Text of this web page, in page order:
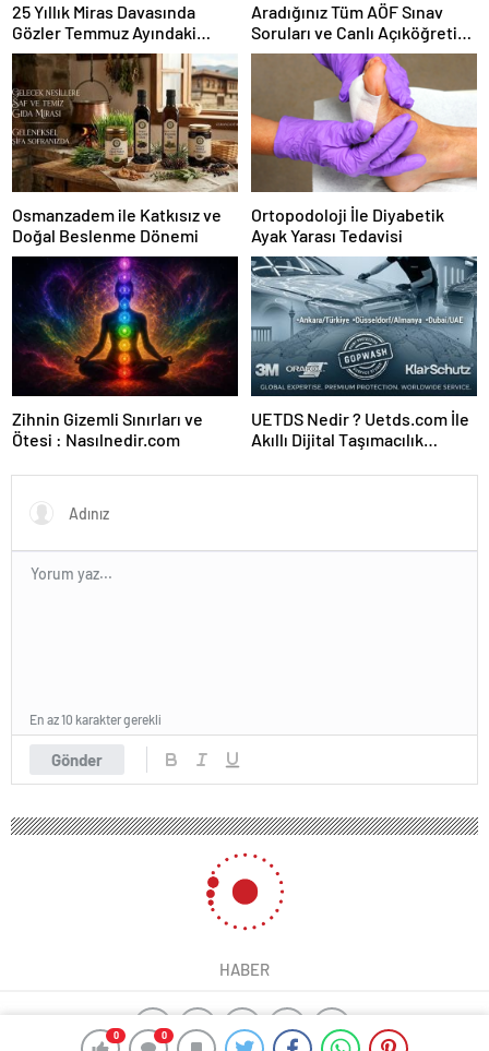
0 0
25 Yıllık Miras Davasında
Gözler Temmuz Ayındaki
Karar Duruşmasına Çevrildi
Aradığınız Tüm AÖF Sınav
Soruları ve Canlı Açıköğretim
Forumu Burada
Osmanzadem ile Katkısız ve
Doğal Beslenme Dönemi
Ortopodoloji İle Diyabetik
Ayak Yarası Tedavisi
Zihnin Gizemli Sınırları ve
Ötesi : Nasılnedir.com
UETDS Nedir ? Uetds.com İle
Akıllı Dijital Taşımacılık
Gönder
En az 10 karakter gerekli
HABER